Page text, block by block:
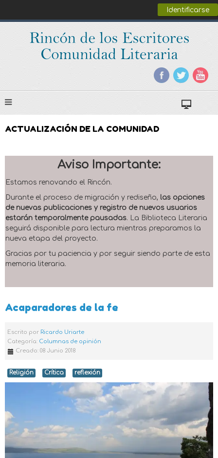
Identificarse
ACTUALIZACIÓN DE LA COMUNIDAD
Aviso Importante:
Estamos renovando el Rincón.
Durante el proceso de migración y rediseño, las opciones
de nuevas publicaciones y registro de nuevos usuarios
estarán temporalmente pausadas. La Biblioteca Literaria
seguirá disponible para lectura mientras preparamos la
nueva etapa del proyecto.
Gracias por tu paciencia y por seguir siendo parte de esta
memoria literaria.
Acaparadores de la fe
Escrito por Ricardo Uriarte
Categoría: Columnas de opinión
Creado: 08 Junio 2018
Religión Crítica reflexión